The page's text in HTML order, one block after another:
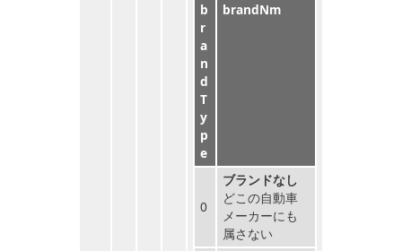
b
r
a
n
d
T
y
p
e
brandNm
0
ブランドなし
どこの自動車
メーカーにも
属さない